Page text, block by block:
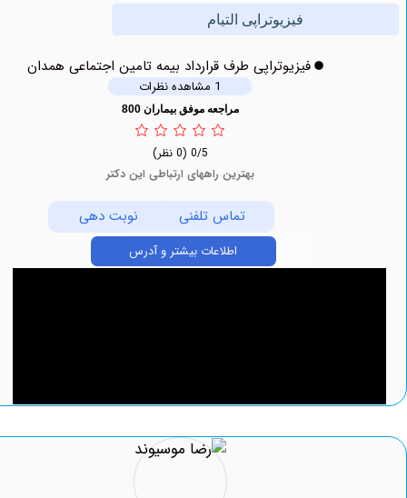
فیزیوتراپی التیام
فیزیوتراپی طرف قرارداد بیمه تامین اجتماعی همدان
مراجعه موفق بیماران 800
بهترین راههای ارتباطی این دکتر
تماس تلفنی نوبت دهی
اطلاعات بیشتر و آدرس